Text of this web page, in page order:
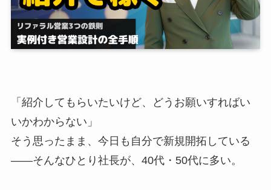
「紹介してもらいたいけど、どうお願いすればい
いかわからない」
そう思ったまま、今日も自分で新規開拓している
——そんなひとり社長が、40代・50代に多い。